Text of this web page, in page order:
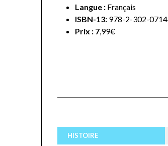
Langue : Français
ISBN-13: 978-2-302-
Prix : 7 ,99€
HISTOIRE